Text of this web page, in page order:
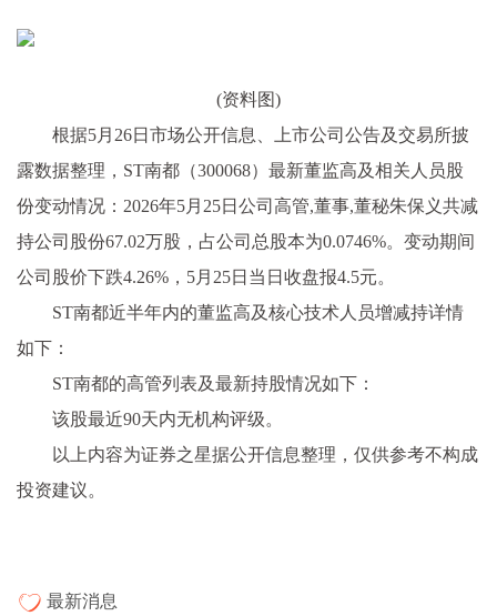
(资料图)
根据5月26日市场公开信息、上市公司公告及交易所披
露数据整理，ST南都（300068）最新董监高及相关人员股
份变动情况：2026年5月25日公司高管,董事,董秘朱保义共减
持公司股份67.02万股，占公司总股本为0.0746%。变动期间
公司股价下跌4.26%，5月25日当日收盘报4.5元。
ST南都近半年内的董监高及核心技术人员增减持详情
如下：
ST南都的高管列表及最新持股情况如下：
该股最近90天内无机构评级。
以上内容为证券之星据公开信息整理，仅供参考不构成
投资建议。
最新消息